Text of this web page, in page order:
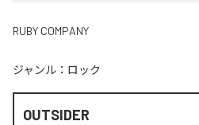
RUBY COMPANY
ジャンル： ロック
OUTSIDER